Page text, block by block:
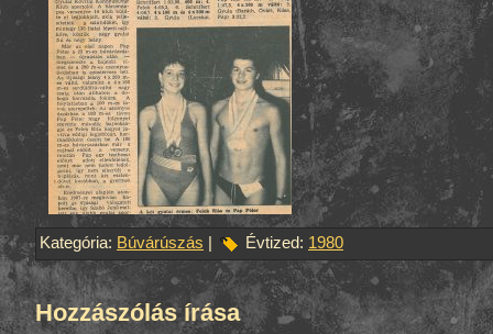
Kategória: Búvárúszás Évtized: 1980
Hozzászólás írása